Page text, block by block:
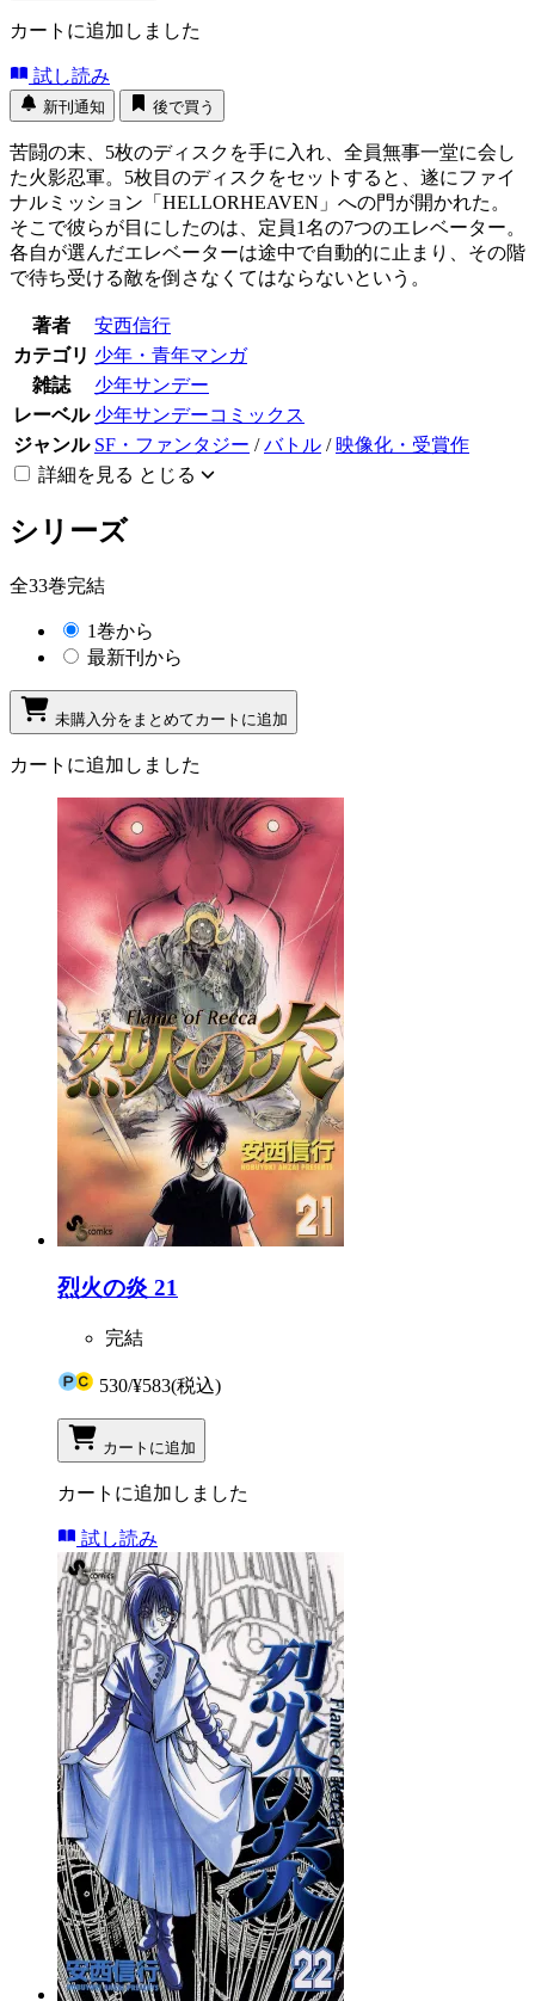
カートに追加しました
試し読み
新刊通知 後で買う
苦闘の末、5枚のディスクを手に入れ、全員無事一堂に会し
た火影忍軍。5枚目のディスクをセットすると、遂にファイ
ナルミッション「HELLORHEAVEN」への門が開かれた。
そこで彼らが目にしたのは、定員1名の7つのエレベーター。
各自が選んだエレベーターは途中で自動的に止まり、その階
で待ち受ける敵を倒さなくてはならないという。
著者
安西信行
カテゴリ 少年・青年マンガ
雑誌
少年サンデー
レーベル 少年サンデーコミックス
ジャンル SF・ファンタジー /バトル / 映像化・受賞作
詳細を見る とじる
シリーズ
全33巻完結
1巻から
最新刊から
未購入分をまとめてカートに追加
カートに追加しました
烈火の炎 21
完結
530/¥583(税込)
カートに追加
カートに追加しました
試し読み